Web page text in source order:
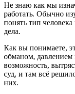
Не знаю как мы
работать. Обычно
понять тип
дела.
Как вы понимаете,
обманом,
возможность,
суд, и там всё
них.